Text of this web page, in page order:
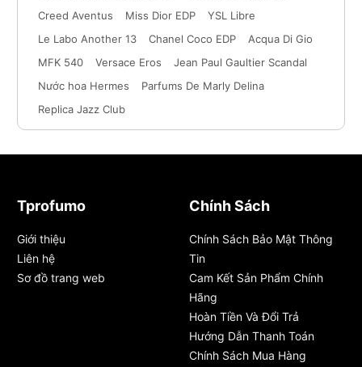
Creed Aventus
Miss Dior EDP
YSL Libre
Le Labo Another 13
Chanel Coco EDP
Acqua Di Gio
MFK 540
Versace Eros
Jean Paul Gaultier Scandal
Nước hoa Hermes
Parfums De Marly Delina
Replica Jazz Club
Tprofumo
Giới thiệu
Liên hệ
Sơ đồ trang web
Chính Sách
Chính Sách Bảo Mật Thông
Tin
Cam Kết Sản Phẩm Chính
Hãng
Hoàn Tiền Và Đổi Trả
Hướng Dẫn Thanh Toán
Chính Sách Mua Hàng